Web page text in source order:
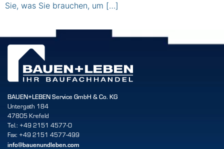
Sie, was Sie brauchen, um […]
BAUEN+LEBEN Service GmbH & Co. KG
Untergath 184
47805 Krefeld
Tel.: +49 2151 4577-0
Fax: +49 2151 4577-499
info@bauenundleben.com